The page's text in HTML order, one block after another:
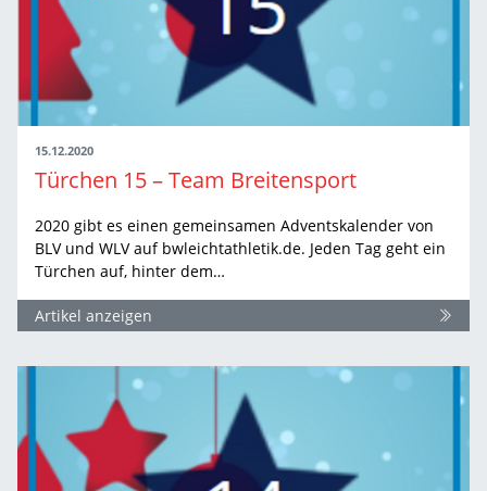
15.12.2020
Türchen 15 – Team Breitensport
2020 gibt es einen gemeinsamen Adventskalender von
BLV und WLV auf bwleichtathletik.de. Jeden Tag geht ein
Türchen auf, hinter dem…
Artikel anzeigen